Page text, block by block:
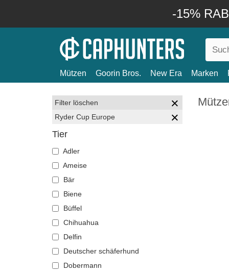
-15%
Mützen Goorin Bros. New Era Marken
Filter löschen
Ryder Cup Europe
Tier
Adler
Ameise
Bär
Biene
Büffel
Chihuahua
Delfin
Deutscher schäferhund
Dobermann